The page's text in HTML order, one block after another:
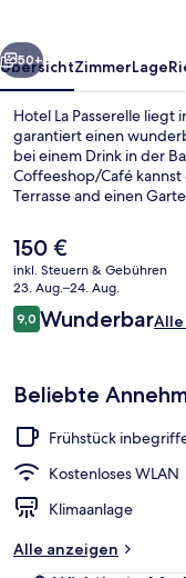
Weiter
50+
ÜbersichtZimmerLage
Hotel La Passerelle liegt
garantiert einen
bei einem Drink in der
Coffeeshop/Café
Terrasse and einen
Der
aktuelle
Preis
beträgt
150 €.
150 €
inkl. Steuern & Gebühren
23. Aug.–24. Aug.
Bewertungen
9,09,0 von 10.
Wunderbar
Beliebte
Frühstück
Kostenloses WLAN
Klimaanlage
Alle anzeigen